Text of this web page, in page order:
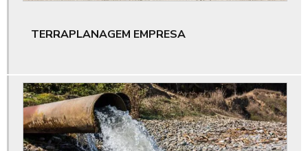
Empresa que loca máquina pesada para obra
Empresas de pavimentação de rodovias
TERRAPLANAGEM EMPRESA